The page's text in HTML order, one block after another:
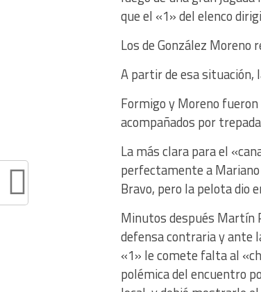
que el «1» del elenco
Los de González Moreno
A partir de esa
Formigo y Moreno
acompañados por
La más clara para el
perfectamente a
Bravo, pero la pelota dio
Minutos después Martín
defensa contraria y ante
«1» le comete falta al
polémica del encuentro